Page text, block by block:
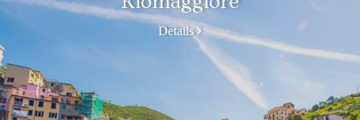
Details